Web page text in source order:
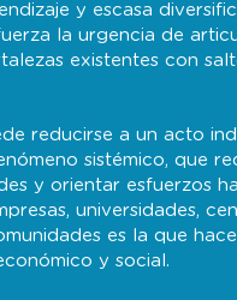
y escasa
la urgencia de
existentes con
reducirse a un acto
sistémico, que
y orientar esfuerzos
universidades,
es la que
y social.